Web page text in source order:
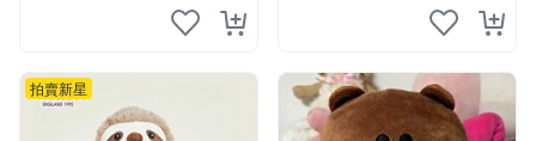
拍賣新星